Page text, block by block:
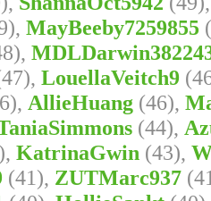
MayBeeby7259855
LouellaVeitch9
AllieHuang (46),
(44),
KatrinaGwin (43),
(41), ZUTMarc937